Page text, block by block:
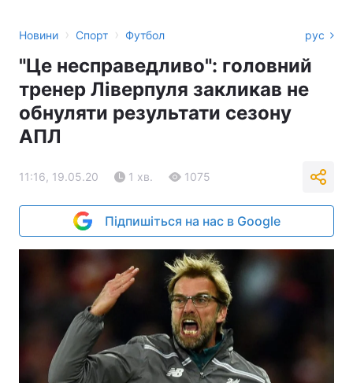
Новини › Спорт › Футбол рус
"Це несправедливо": головний
тренер Ліверпуля закликав не
обнуляти результати сезону
АПЛ
11:16, 19.05.20 1 хв. 1075
Підпишіться на нас в Google